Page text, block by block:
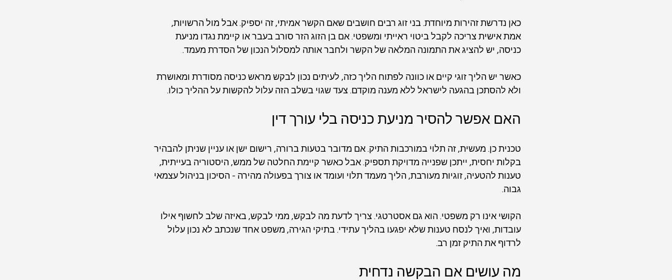
כאן נדרשת זהירות מיוחדת. בני זוג רבים חושבים שאם הקשר אמיתי, זה יספיק. אבל מול הרשויות,
אמת אישית צריכה לקבל ביטוי ראייתי ומשפטי. אם בן הזוג הזר סורב בעבר או קיימת נגדו מניעת
כניסה, יש להציג את התמונה המלאה של הקשר ולחבר אותה למסלול הנכון של הסדרת מעמד.
כאשר יש הליך זוגי קיים או כוונה לפתוח הליך כזה, לעיתים נכון לבקש מראש כניסה מסודרת ומאושרת
ולא להסתכן בהגעה לישראל ללא מענה מוקדם. צעד שגוי בשלב הזה עלול להקשות על ההליך כולו.
האם אפשר להסיר מניעת כניסה בלי עורך דין
טכנית כן. מעשית, זה תלוי במורכבות התיק. אם מדובר בטעות ברורה, רישום ישן או עניין שניתן להבהיר
בקלות יחסית, ייתכן שפנייה מדויקת תספיק. אבל כאשר קיימת החלטה של ממש, היסטוריה בעייתית,
טענות להטעיה, זוגיות מעורבת, הליך מעמד תלוי ועומד או צורך בפעולה מהירה - הסיכון בניהול עצמאי
גבוה.
הקושי אינו רק משפטי. הוא גם אסטרטגי. צריך לדעת מה לבקש, ממי לבקש, באיזה שלב לחשוף אילו
עובדות, ואיך לנסח טענות שלא יפגעו בהליך עתידי. בתיקי הגירה, משפט אחד שנכתב לא נכון עלול
לרדוף את התיק זמן רב.
מה עושים אם הבקשה נדחית